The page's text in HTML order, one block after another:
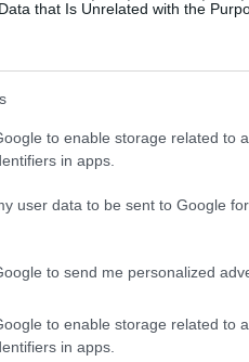
that Is Unrelated with the
to enable storage related to
in apps.
user data to be sent to Google
to send me personalized
to enable storage related to
in apps.